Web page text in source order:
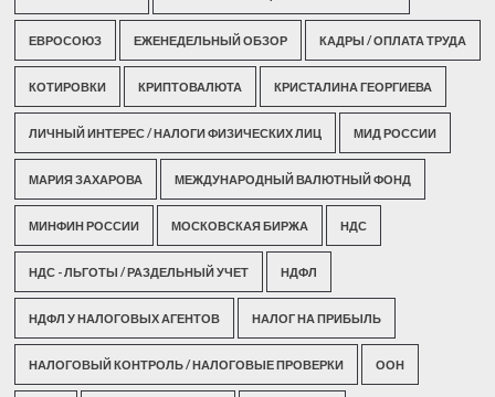
ЕВРОСОЮЗ ЕЖЕНЕДЕЛЬНЫЙ ОБЗОР КАДРЫ / ОПЛАТА ТРУДА
КОТИРОВКИ КРИПТОВАЛЮТА КРИСТАЛИНА ГЕОРГИЕВА
ЛИЧНЫЙ ИНТЕРЕС / НАЛОГИ ФИЗИЧЕСКИХ ЛИЦ МИД РОССИИ
МАРИЯ ЗАХАРОВА МЕЖДУНАРОДНЫЙ ВАЛЮТНЫЙ ФОНД
МИНФИН РОССИИ МОСКОВСКАЯ БИРЖА НДС
НДС - ЛЬГОТЫ / РАЗДЕЛЬНЫЙ УЧЕТ НДФЛ
НДФЛ У НАЛОГОВЫХ АГЕНТОВ НАЛОГ НА ПРИБЫЛЬ
НАЛОГОВЫЙ КОНТРОЛЬ / НАЛОГОВЫЕ ПРОВЕРКИ ООН